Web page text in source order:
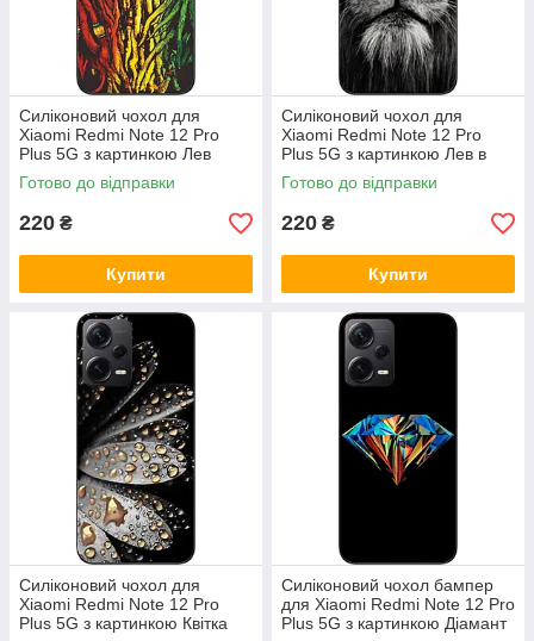
Силіконовий чохол для
Xiaomi Redmi Note 12 Pro
Plus 5G з картинкою Лев
розтаман
Готово до відправки
220 ₴
Купити
Силіконовий чохол для
Xiaomi Redmi Note 12 Pro
Plus 5G з картинкою Лев в
окулярах
Готово до відправки
220 ₴
Купити
Силіконовий чохол для
Xiaomi Redmi Note 12 Pro
Plus 5G з картинкою Квітка
Силіконовий чохол бампер
для Xiaomi Redmi Note 12 Pro
Plus 5G з картинкою Діамант